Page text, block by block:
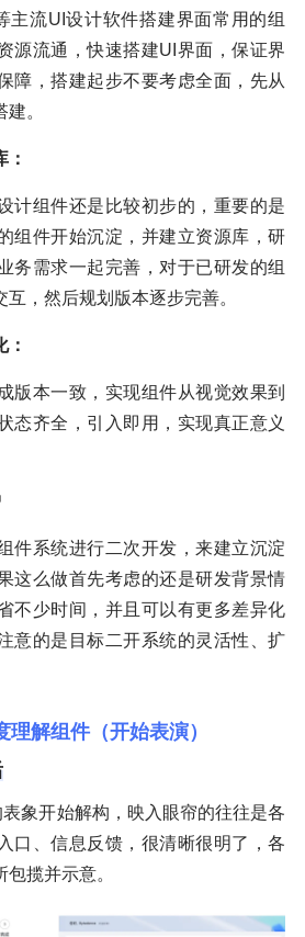
主流UI设计软件搭建界面常用的组
源流通，快速搭建UI界面，保证界
障，搭建起步不要考虑全面，先从
。
计组件还是比较初步的，重要的是
组件开始沉淀，并建立资源库，研
务需求一起完善，对于已研发的组
，然后规划版本逐步完善。
版本一致，实现组件从视觉效果到
态齐全，引入即用，实现真正意义
件系统进行二次开发，来建立沉淀
这么做首先考虑的还是研发背景情
不少时间，并且可以有更多差异化
意的是目标二开系统的灵活性、扩
解组件（开始表演）
象开始解构，映入眼帘的往往是各
口、信息反馈，很清晰很明了，各
揽并示意。